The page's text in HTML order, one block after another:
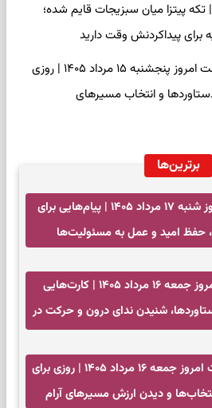
تکه پیتزا میان سبزیجات قایم شده؛
فال سرنوشت امروز پنجشنبه ۱۵ مرداد ۱۴۰۵ | روزی
و انتخاب مسیرهای
برترین‌ها
فال انبیا امروز شنبه ۱۷ مرداد ۱۴۰۵ | پیام‌هایی برای
حفظ امید و عمل به مسئولیت‌ها
فال تاروت امروز جمعه ۱۶ مرداد ۱۴۰۵ | کارت‌هایی
شنیدن ندای درون و حرکت در
فال سرنوشت امروز جمعه ۱۶ مرداد ۱۴۰۵ | روزی برای
و دیدن ارزش مسیرهای آرام